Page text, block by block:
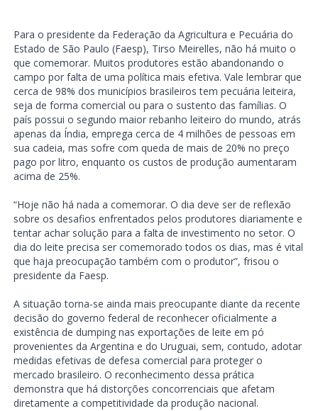
Para o presidente da Federação da Agricultura e Pecuária do
Estado de São Paulo (Faesp), Tirso Meirelles, não há muito o
que comemorar. Muitos produtores estão abandonando o
campo por falta de uma política mais efetiva. Vale lembrar que
cerca de 98% dos municípios brasileiros tem pecuária leiteira,
seja de forma comercial ou para o sustento das famílias. O
país possui o segundo maior rebanho leiteiro do mundo, atrás
apenas da Índia, emprega cerca de 4 milhões de pessoas em
sua cadeia, mas sofre com queda de mais de 20% no preço
pago por litro, enquanto os custos de produção aumentaram
acima de 25%.
“Hoje não há nada a comemorar. O dia deve ser de reflexão
sobre os desafios enfrentados pelos produtores diariamente e
tentar achar solução para a falta de investimento no setor. O
dia do leite precisa ser comemorado todos os dias, mas é vital
que haja preocupação também com o produtor”, frisou o
presidente da Faesp.
A situação torna-se ainda mais preocupante diante da recente
decisão do governo federal de reconhecer oficialmente a
existência de dumping nas exportações de leite em pó
provenientes da Argentina e do Uruguai, sem, contudo, adotar
medidas efetivas de defesa comercial para proteger o
mercado brasileiro. O reconhecimento dessa prática
demonstra que há distorções concorrenciais que afetam
diretamente a competitividade da produção nacional.